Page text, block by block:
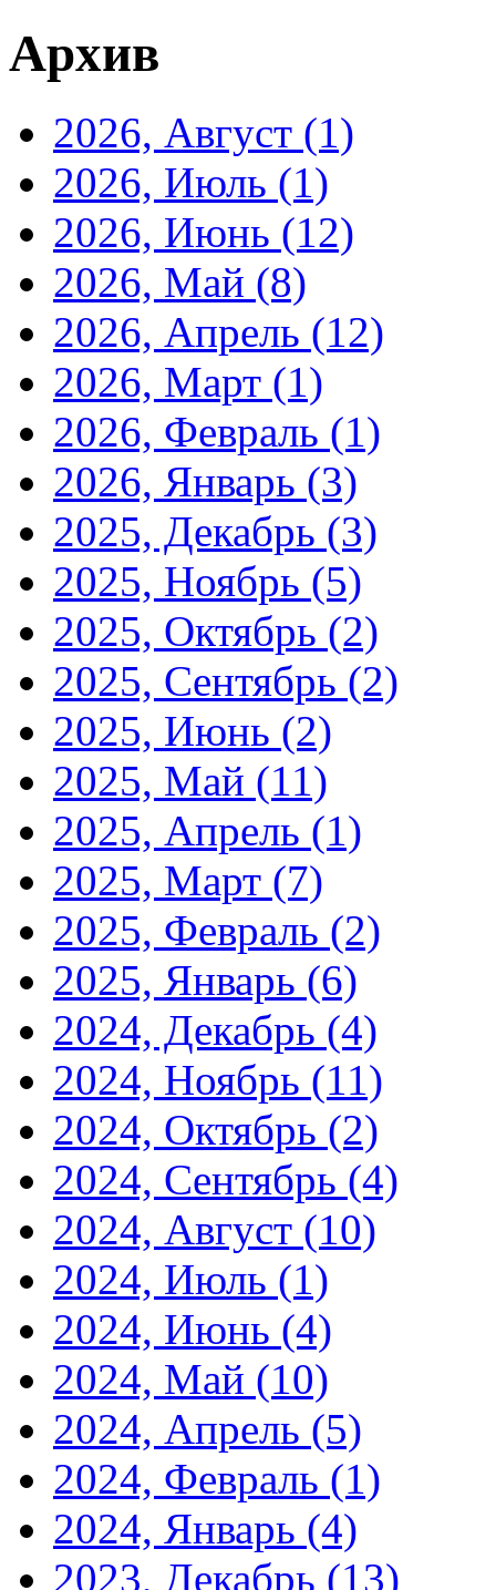
Архив
2026, Август (1)
2026, Июль (1)
2026, Июнь (12)
2026, Май (8)
2026, Апрель (12)
2026, Март (1)
2026, Февраль (1)
2026, Январь (3)
2025, Декабрь (3)
2025, Ноябрь (5)
2025, Октябрь (2)
2025, Сентябрь (2)
2025, Июнь (2)
2025, Май (11)
2025, Апрель (1)
2025, Март (7)
2025, Февраль (2)
2025, Январь (6)
2024, Декабрь (4)
2024, Ноябрь (11)
2024, Октябрь (2)
2024, Сентябрь (4)
2024, Август (10)
2024, Июль (1)
2024, Июнь (4)
2024, Май (10)
2024, Апрель (5)
2024, Февраль (1)
2024, Январь (4)
2023, Декабрь (13)